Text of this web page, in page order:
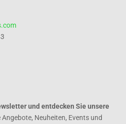
und entdecken Sie unsere
Angebote, Neuheiten, Events und